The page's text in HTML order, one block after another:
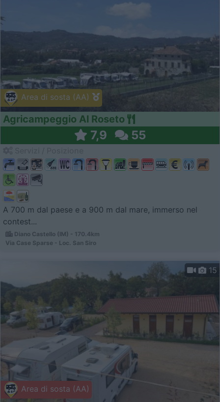
Area di sosta (AA)
Agricampeggio Al Roseto
7,9 55
A 700 m dal paese e a 900 m dal mare, immerso nel
contest...
Diano Castello (IM) - 170.4km
Via Case Sparse - Loc. San Siro
Area di sosta (AA)
15